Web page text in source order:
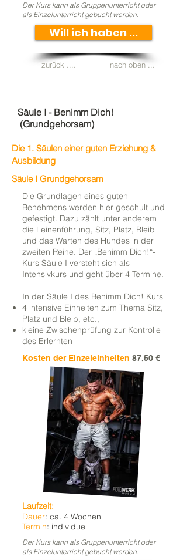
Der Kurs kann als Gruppenunterricht oder
als Einzelunterricht gebucht werden.
Will ich haben ...
zurück .... nach oben ...
Säule I - Benimm Dich!
(Grundgehorsam)
Die 1. Säulen einer guten Erziehung &
Ausbildung
Säule I Grundgehorsam
Die Grundlagen eines guten
Benehmens werden hier geschult und
gefestigt. Dazu zählt unter anderem
die Leinenführung, Sitz, Platz, Bleib
und das Warten des Hundes in der
zweiten Reihe. Der „Benimm Dich!“-
Kurs Säule I versteht sich als
Intensivkurs und geht über 4 Termine.
In der Säule I des Benimm Dich! Kurs
4 intensive Einheiten zum Thema Sitz,
Platz und Bleib, etc.,
kleine Zwischenprüfung zur Kontrolle
des Erlernten
Kosten der Einzeleinheiten 87,50 €
Laufzeit:
Dauer: ca. 4 Wochen
Termin: individuell
Der Kurs kann als Gruppenunterricht oder
als Einzelunterricht gebucht werden.